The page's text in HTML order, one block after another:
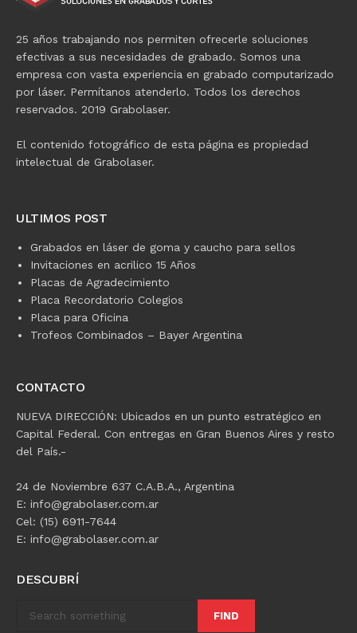
25 años trabajando nos permiten ofrecerle soluciones
efectivas a sus necesidades de grabado. Somos una
empresa con vasta experiencia en grabado computarizado
por láser. Permítanos atenderlo. Todos los derechos
reservados. 2019 Grabolaser.
El contenido fotográfico de esta página es propiedad
intelectual de Grabolaser.
ULTIMOS POST
Grabados en láser de goma y caucho para sellos
Invitaciones en acrilico 15 Años
Placas de Agradecimiento
Placa Recordatorio Colegios
Placa para Oficina
Trofeos Combinados – Bayer Argentina
CONTACTO
NUEVA DIRECCIÓN: Ubicados en un punto estratégico en
Capital Federal. Con entregas en Gran Buenos Aires y resto
del País.-
24 de Noviembre 637 C.A.B.A., Argentina
E: info@grabolaser.com.ar
Cel: (15) 6911-7644
E: info@grabolaser.com.ar
DESCUBRÍ
FIND